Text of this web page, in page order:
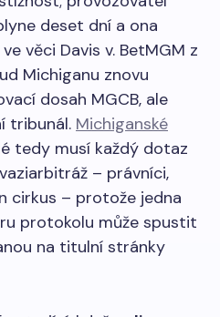
deset dní a ona
věci Davis v. BetMGM z
Michiganu znovu
dosah MGCB, ale
tribunál. Michiganské
tedy musí každý dotaz
– právníci,
cirkus – protože jedna
protokolu může spustit
na titulní stránky